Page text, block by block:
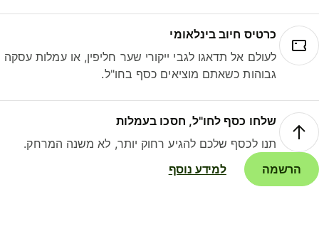
כרטיס חיוב בינלאומי
לעולם אל תדאגו לגבי ייקורי שער חליפין, או עמלות עסקה
גבוהות כשאתם מוציאים כסף בחו"ל.
שלחו כסף לחו"ל, חסכו בעמלות
תנו לכסף שלכם להגיע רחוק יותר, לא משנה המרחק.
הרשמה
למידע נוסף